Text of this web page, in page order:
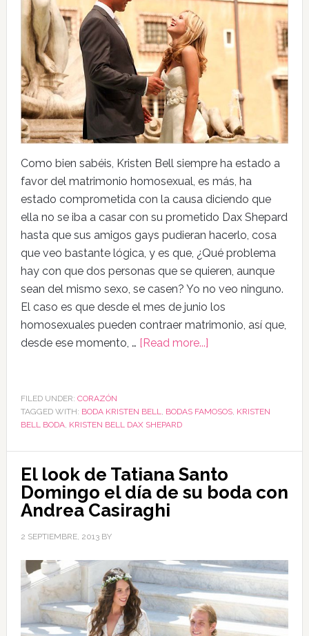
Como bien sabéis, Kristen Bell siempre ha estado a
favor del matrimonio homosexual, es más, ha
estado comprometida con la causa diciendo que
ella no se iba a casar con su prometido Dax Shepard
hasta que sus amigos gays pudieran hacerlo, cosa
que veo bastante lógica, y es que, ¿Qué problema
hay con que dos personas que se quieren, aunque
sean del mismo sexo, se casen? Yo no veo ninguno.
El caso es que desde el mes de junio los
homosexuales pueden contraer matrimonio, así que,
desde ese momento, … [Read more...]
FILED UNDER: CORAZÓN
TAGGED WITH: BODA KRISTEN BELL, BODAS FAMOSOS, KRISTEN
BELL BODA, KRISTEN BELL DAX SHEPARD
El look de Tatiana Santo
Domingo el día de su boda con
Andrea Casiraghi
2 SEPTIEMBRE, 2013BY